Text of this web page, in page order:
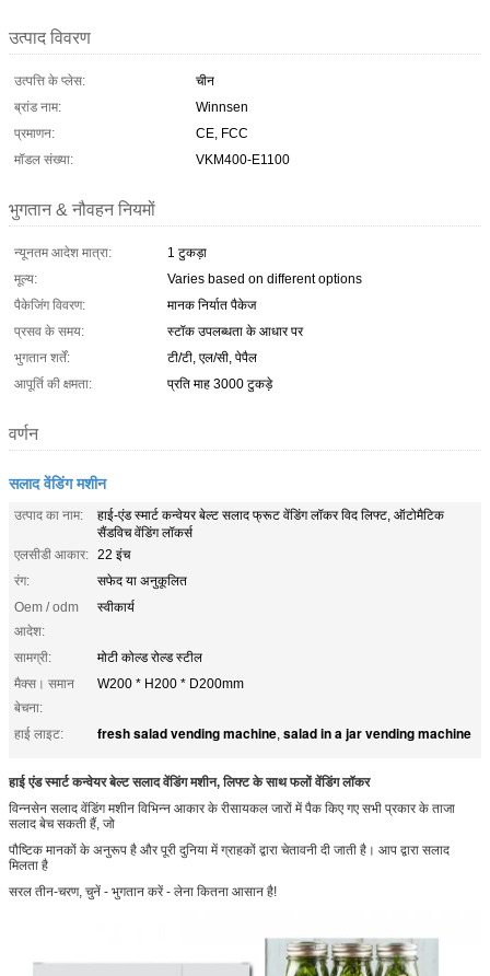
उत्पाद विवरण
उत्पत्ति के प्लेस:
चीन
ब्रांड नाम:
Winnsen
प्रमाणन:
CE, FCC
मॉडल संख्या:
VKM400-E1100
भुगतान & नौवहन नियमों
न्यूनतम आदेश मात्रा:
1 टुकड़ा
मूल्य:
Varies based on different options
पैकेजिंग विवरण:
मानक निर्यात पैकेज
प्रसव के समय:
स्टॉक उपलब्धता के आधार पर
भुगतान शर्तें:
टी/टी, एल/सी, पेपैल
आपूर्ति की क्षमता:
प्रति माह 3000 टुकड़े
वर्णन
सलाद वेंडिंग मशीन
उत्पाद का नाम:
हाई-एंड स्मार्ट कन्वेयर बेल्ट सलाद फ्रूट वेंडिंग लॉकर विद लिफ्ट, ऑटोमैटिक
सैंडविच वेंडिंग लॉकर्स
एलसीडी आकार: 22 इंच
रंग:
सफेद या अनुकूलित
Oem / odm
आदेश:
स्वीकार्य
सामग्री:
मोटी कोल्ड रोल्ड स्टील
मैक्स। समान
बेचना:
W200 * H200 * D200mm
हाई लाइट: fresh salad vending machine, salad in a jar vending machine
हाई एंड स्मार्ट कन्वेयर बेल्ट सलाद वेंडिंग मशीन, लिफ्ट के साथ फलों वेंडिंग लॉकर
विन्नसेन सलाद वेंडिंग मशीन विभिन्न आकार के रीसायकल जारों में पैक किए गए सभी प्रकार के ताजा
सलाद बेच सकती हैं, जो
पौष्टिक मानकों के अनुरूप है और पूरी दुनिया में ग्राहकों द्वारा चेतावनी दी जाती है। आप द्वारा सलाद
मिलता है
सरल तीन-चरण, चुनें - भुगतान करें - लेना कितना आसान है!